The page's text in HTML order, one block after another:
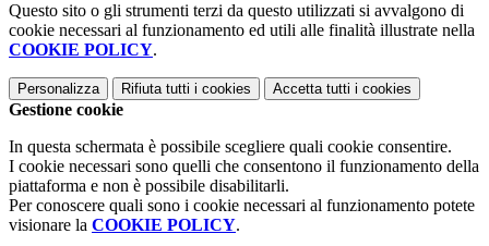
Questo sito o gli strumenti terzi da questo utilizzati si avvalgono di
cookie necessari al funzionamento ed utili alle finalità illustrate nella
COOKIE POLICY.
Personalizza Rifiuta tutti i cookies Accetta tutti i cookies
Gestione cookie
In questa schermata è possibile scegliere quali cookie consentire.
I cookie necessari sono quelli che consentono il funzionamento della
piattaforma e non è possibile disabilitarli.
Per conoscere quali sono i cookie necessari al funzionamento potete
visionare la COOKIE POLICY.